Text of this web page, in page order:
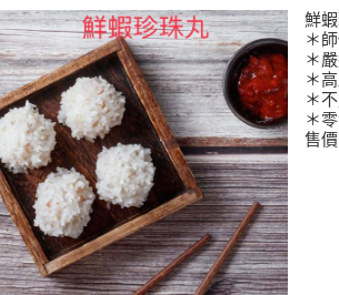
鮮
＊
＊
＊
＊
＊
售